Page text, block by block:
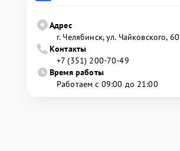
Адрес
г. Челябинск, ул. Чайковского, 60
Контакты
+7 (351) 200-70-49
Время работы
Работаем с 09:00 до 21:00